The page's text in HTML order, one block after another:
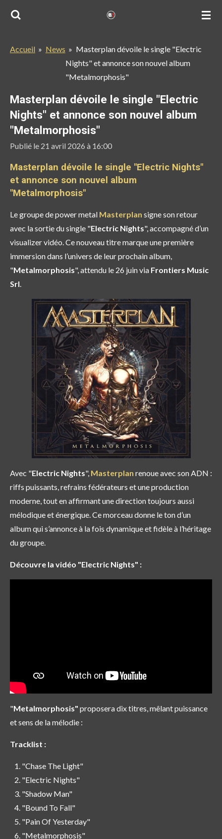
Passer
principal
Accueil » News » Masterplan dévoile le single "Electric
Nights" et annonce son nouvel album
"Metalmorphosis"
Masterplan dévoile le single "Electric
Nights" et annonce son nouvel album
"Metalmorphosis"
Publié le 21 avril 2026 à 16:00
Masterplan dévoile le single "Electric Nights"
et annonce son nouvel album
"Metalmorphosis"
Le groupe de power metal Masterplan signe son retour
avec la sortie du single "Electric Nights", accompagné d’un
visualizer vidéo. Ce nouveau titre marque une première
immersion dans l’univers de leur prochain album,
"Metalmorphosis", attendu le 26 juin via Frontiers Music
Srl.
Avec "Electric Nights", Masterplan renoue avec son ADN :
riffs puissants, refrains fédérateurs et une production
moderne, tout en affirmant une direction toujours aussi
mélodique et énergique. Ce morceau donne le ton d’un
album qui s’annonce à la fois dynamique et fidèle à l’héritage
du groupe.
Découvre la vidéo "Electric Nights" :
"Metalmorphosis" proposera dix titres, mêlant puissance
et sens de la mélodie :
Tracklist :
"Chase The Light"
"Electric Nights"
"Shadow Man"
"Bound To Fall"
"Pain Of Yesterday"
"Metalmorphosis"